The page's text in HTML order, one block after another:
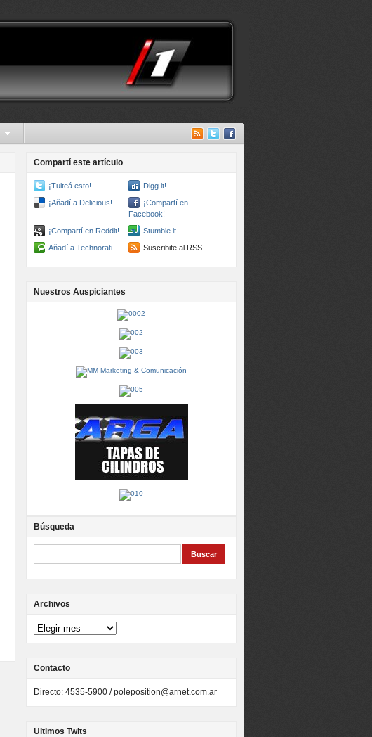
Compartí este artículo
¡Tuiteá esto!
Digg it!
¡Añadí a Delicious!
¡Compartí en
Facebook!
¡Compartí en Reddit!
Stumble it
Añadí a Technorati
Suscribite al RSS
Nuestros Auspiciantes
Búsqueda
Archivos
Contacto
Directo: 4535-5900 /poleposition@arnet.com.ar
Ultimos Twits